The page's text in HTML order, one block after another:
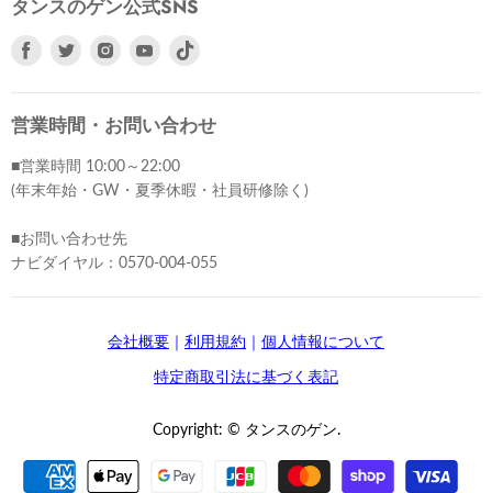
タンスのゲン公式SNS
Facebook
つ
て
く
さ
い
Twitter
つ
て
く
さ
い
Instagram
つ
て
く
さ
い
Youtube
つ
て
く
い
営業時間・お問い合わせ
■営業時間 10:00～22:00
(年末年始・GW・夏季休暇・社員研修除く)
■お問い合わせ先
ナビダイヤル：0570-004-055
会社概要 ｜ 利用規約 ｜ 個人情報について
特定商取引法に基づく表記
Copyright: © タンスのゲン.